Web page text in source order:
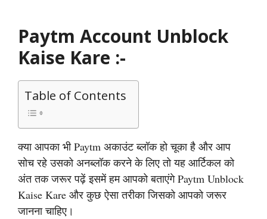
Paytm Account Unblock
Kaise Kare :-
Table of Contents
क्या आपका भी Paytm अकाउंट ब्लॉक हो चूका है और आप
सोच रहे उसको अनब्लॉक करने के लिए तो यह आर्टिकल को
अंत तक जरूर पढ़ें इसमें हम आपको बताएंगे Paytm Unblock
Kaise Kare और कुछ ऐसा तरीका जिसको आपको जरूर
जानना चाहिए।